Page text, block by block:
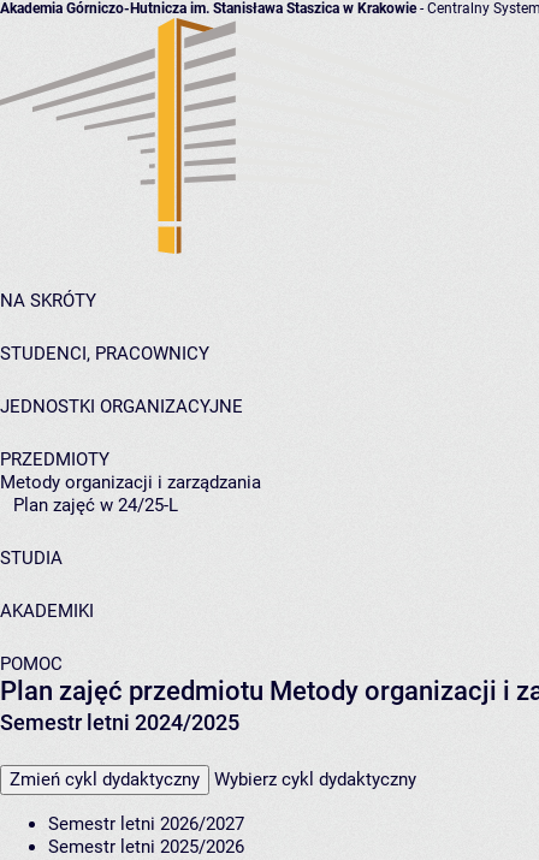
Akademia Górniczo-Hutnicza im. Stanisława Staszica w Krakowie- Centralny
NA SKRÓTY
STUDENCI, PRACOWNICY
JEDNOSTKI ORGANIZACYJNE
PRZEDMIOTY
Metody organizacji i zarządzania
Plan zajęć w 24/25-L
STUDIA
AKADEMIKI
POMOC
Plan zajęć przedmiotu Metody organizacji i
Semestr letni 2024/2025
Zmień cykl dydaktyczny Wybierz cykl dydaktyczny
Semestr letni 2026/2027
Semestr letni 2025/2026